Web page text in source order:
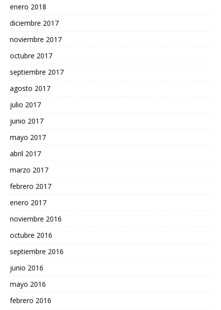
enero 2018
diciembre 2017
noviembre 2017
octubre 2017
septiembre 2017
agosto 2017
julio 2017
junio 2017
mayo 2017
abril 2017
marzo 2017
febrero 2017
enero 2017
noviembre 2016
octubre 2016
septiembre 2016
junio 2016
mayo 2016
febrero 2016